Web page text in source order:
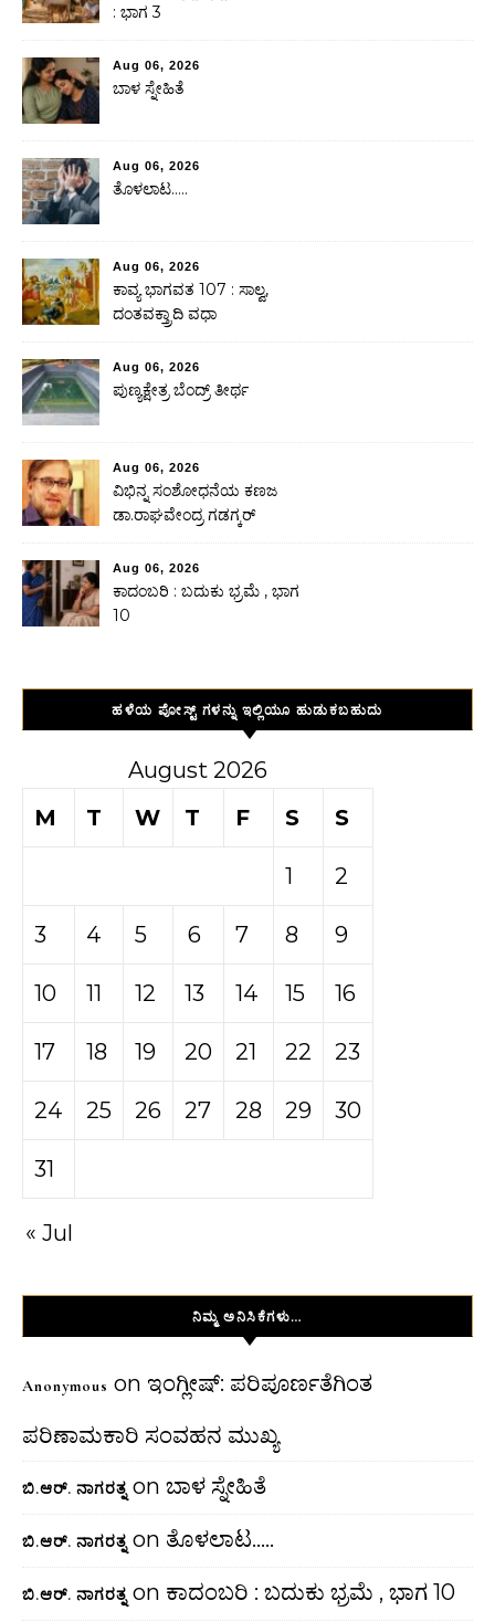
: ಭಾಗ 3
Aug 06, 2026
ಬಾಳ ಸ್ನೇಹಿತೆ
Aug 06, 2026
ತೊಳಲಾಟ…..
Aug 06, 2026
ಕಾವ್ಯ ಭಾಗವತ 107 : ಸಾಲ್ವ,
ದಂತವಕ್ತ್ರಾದಿ ವಧಾ
Aug 06, 2026
ಪುಣ್ಯಕ್ಷೇತ್ರ ಬೆಂದ್ರ್ ತೀರ್ಥ
Aug 06, 2026
ವಿಭಿನ್ನ ಸಂಶೋಧನೆಯ ಕಣಜ
ಡಾ.ರಾಘವೇಂದ್ರ ಗಡಗ್ಕರ್
Aug 06, 2026
ಕಾದಂಬರಿ : ಬದುಕು ಭ್ರಮೆ , ಭಾಗ
10
ಹಳೆಯ ಪೋಸ್ಟ್ ಗಳನ್ನು ಇಲ್ಲಿಯೂ ಹುಡುಕಬಹುದು
August 2026
M
T W T F S S
1 2
3 4 5 6 7 8 9
10 11 12 13 14 15 16
17 18 19 20 21 22 23
24 25 26 27 28 29 30
31
« Jul
ನಿಮ್ಮ ಅನಿಸಿಕೆಗಳು…
Anonymous on ಇಂಗ್ಲೀಷ್: ಪರಿಪೂರ್ಣತೆಗಿಂತ
ಪರಿಣಾಮಕಾರಿ ಸಂವಹನ ಮುಖ್ಯ
ಬಿ.ಆರ್. ನಾಗರತ್ನ on ಬಾಳ ಸ್ನೇಹಿತೆ
ಬಿ.ಆರ್. ನಾಗರತ್ನ on ತೊಳಲಾಟ…..
ಬಿ.ಆರ್. ನಾಗರತ್ನ on ಕಾದಂಬರಿ : ಬದುಕು ಭ್ರಮೆ , ಭಾಗ 10